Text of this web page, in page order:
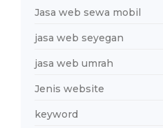
Jasa web sewa mobil
jasa web seyegan
jasa web umrah
Jenis website
keyword